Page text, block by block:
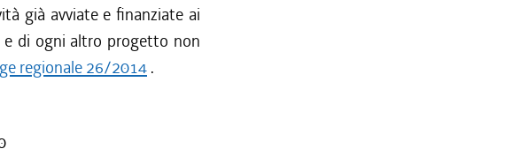
già avviate e finanziate ai
e di ogni altro progetto non
regionale 26/2014.